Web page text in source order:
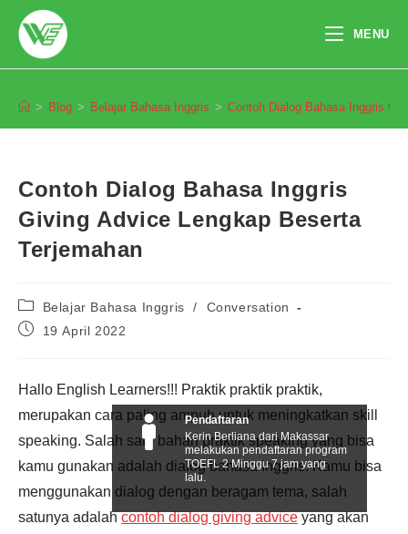
content
MENU
> Blog > Belajar Bahasa Inggris > Contoh Dialog Bahasa Inggris
Contoh Dialog Bahasa Inggris
Giving Advice Lengkap Beserta
Terjemahan
Post
category:
Belajar Bahasa Inggris /
Conversation
Post19 April 2022
Hallo English Learners!!! Praktik praktik praktik,
merupakan cara paling ampuh untuk meningkatkan skill
speaking. Salah satu bahan praktik speaking yang bisa
kamu gunakan adalah dialog bahasa Inggris. Kamu bisa
menggunakan dialog dengan beragam tema, salah
satunya adalahcontoh dialog giving adviceyang akan
Pendaftaran
Kerin Berliana dari Makassar
melakukan pendaftaran program
TOEFL 2 Minggu 7 jam yang
lalu.